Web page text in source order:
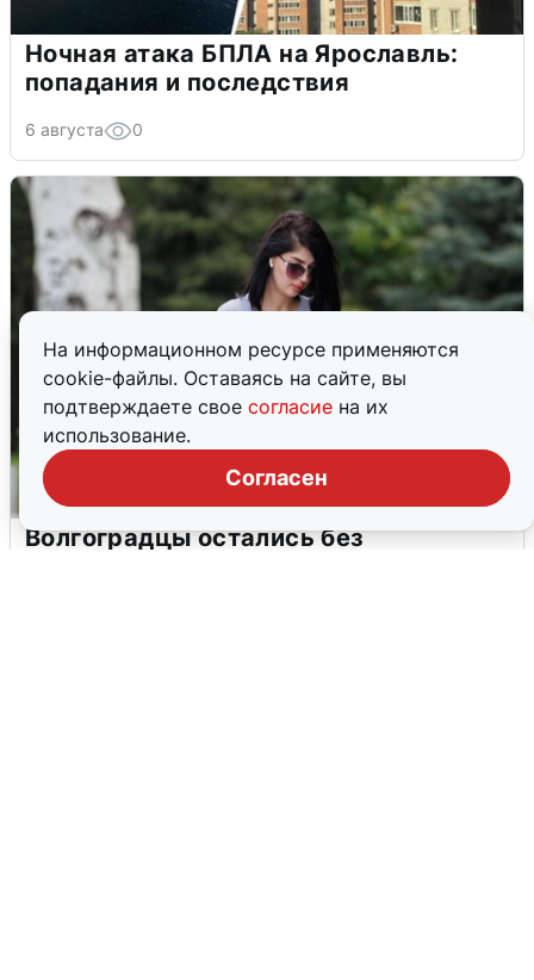
На информационном ресурсе применяются
cookie-файлы. Оставаясь на сайте, вы
подтверждаете свое согласие на их
использование.
Согласен
Ночная атака БПЛА на Ярославль:
попадания и последствия
6 августа 0
Волгоградцы остались без